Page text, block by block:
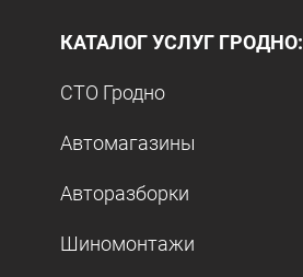
КАТАЛОГ УСЛУГ ГРОДНО:
СТО Гродно
Автомагазины
Авторазборки
Шиномонтажи